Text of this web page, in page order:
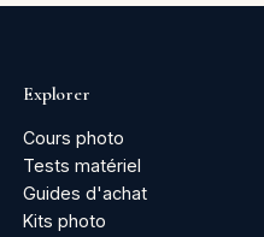
Explorer
Cours photo
Tests matériel
Guides d'achat
Kits photo